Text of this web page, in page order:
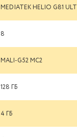
MEDIATEK HELIO G81
8
MALI-G52 MC2
128 ГБ
4 ГБ